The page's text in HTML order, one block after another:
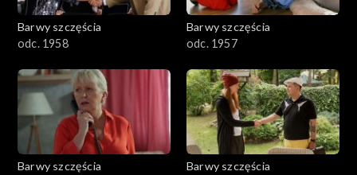
Barwy szczęścia
odc. 1958
Barwy szczęścia
odc. 1957
Barwy szczęścia
Barwy szczęścia